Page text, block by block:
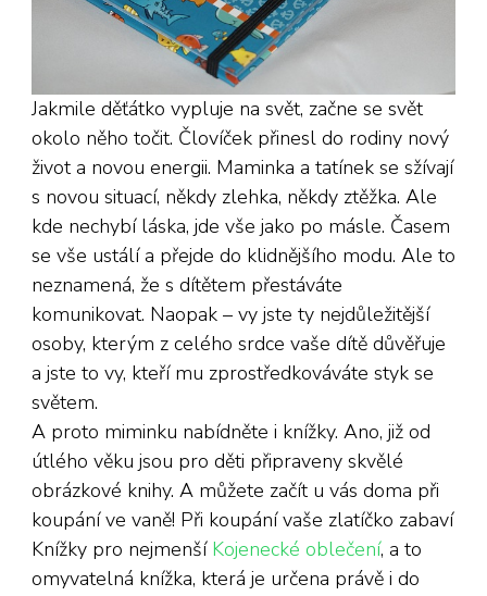
Jakmile děťátko vypluje na svět, začne se svět
okolo něho točit. Človíček přinesl do rodiny nový
život a novou energii. Maminka a tatínek se sžívají
s novou situací, někdy zlehka, někdy ztěžka. Ale
kde nechybí láska, jde vše jako po másle. Časem
se vše ustálí a přejde do klidnějšího modu. Ale to
neznamená, že s dítětem přestáváte
komunikovat. Naopak – vy jste ty nejdůležitější
osoby, kterým z celého srdce vaše dítě důvěřuje
a jste to vy, kteří mu zprostředkováváte styk se
světem.
A proto miminku nabídněte i knížky. Ano, již od
útlého věku jsou pro děti připraveny skvělé
obrázkové knihy. A můžete začít u vás doma při
koupání ve vaně! Při koupání vaše zlatíčko zabaví
Knížky pro nejmenší Kojenecké oblečení, a to
omyvatelná knížka, která je určena právě i do